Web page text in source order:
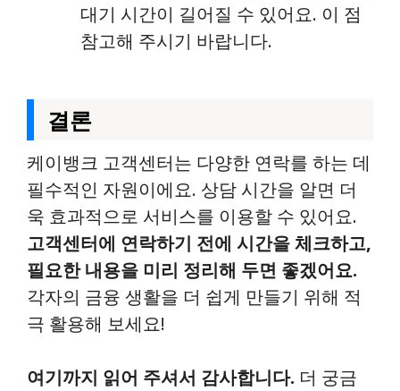
대기 시간이 길어질 수 있어요. 이 점
참고해 주시기 바랍니다.
결론
케이뱅크 고객센터는 다양한 연락를 하는 데
필수적인 자원이에요. 상담 시간을 알면 더
욱 효과적으로 서비스를 이용할 수 있어요.
고객센터에 연락하기 전에 시간을 체크하고,
필요한 내용을 미리 정리해 두면 좋겠어요.
각자의 금융 생활을 더 쉽게 만들기 위해 적
극 활용해 보세요!
여기까지 읽어 주셔서 감사합니다. 더 궁금